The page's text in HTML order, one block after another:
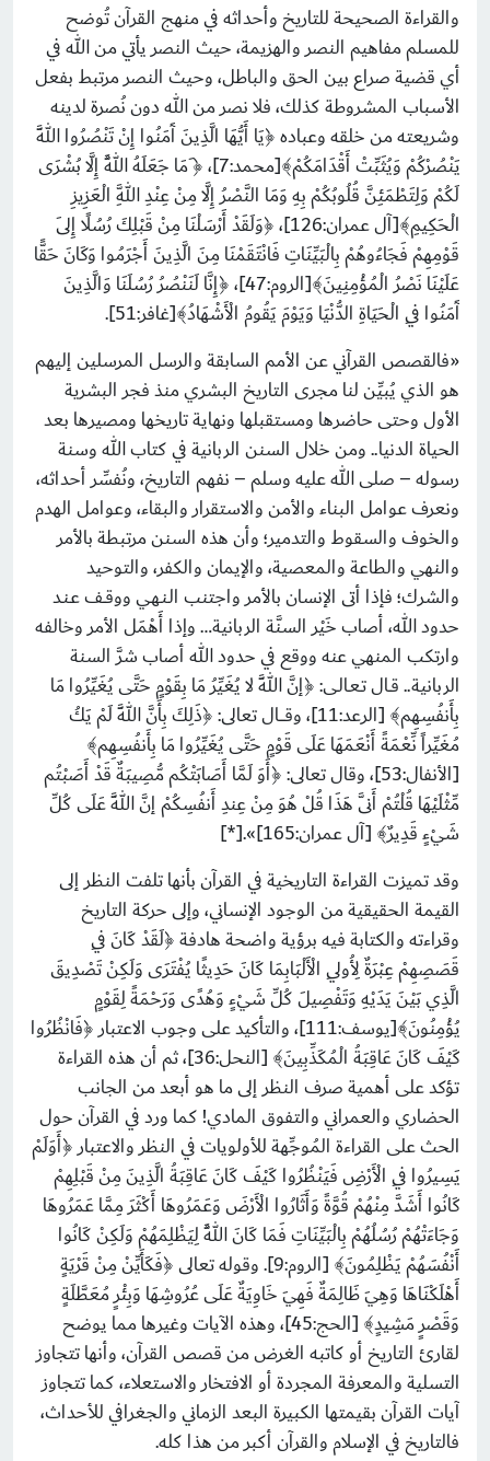
والقراءة الصحيحة للتاريخ وأحداثه في منهج القرآن تُوضح
للمسلم مفاهيم النصر والهزيمة، حيث النصر يأتي من الله في
أي قضية صراع بين الحق والباطل، وحيث النصر مرتبط بفعل
الأسباب المشروطة كذلك، فلا نصر من الله دون نُصرة لدينه
وشريعته من خلقه وعباده ﴿يَا أَيُّهَا الَّذِينَ آَمَنُوا إِنْ تَنْصُرُوا اللَّهَ
يَنْصُرْكُمْ وَيُثَبِّتْ أَقْدَامَكُمْ﴾[محمد:7]، ﴿ َمَا جَعَلَهُ اللَّهُ إِلَّا بُشْرَى
لَكُمْ وَلِتَطْمَئِنَّ قُلُوبُكُمْ بِهِ وَمَا النَّصْرُ إِلَّا مِنْ عِنْدِ اللَّهِ الْعَزِيزِ
الْحَكِيمِ﴾[آل عمران:126]، ﴿وَلَقَدْ أَرْسَلْنَا مِنْ قَبْلِكَ رُسُلًا إِلَى
قَوْمِهِمْ فَجَاءُوهُمْ بِالْبَيِّنَاتِ فَانْتَقَمْنَا مِنَ الَّذِينَ أَجْرَمُوا وَكَانَ حَقًّا
عَلَيْنَا نَصْرُ الْمُؤْمِنِينَ﴾[الروم:47]، ﴿إِنَّا لَنَنْصُرُ رُسُلَنَا وَالَّذِينَ
آَمَنُوا فِي الْحَيَاةِ الدُّنْيَا وَيَوْمَ يَقُومُ الْأَشْهَادُ﴾[غافر:51].
«فالقصص القرآني عن الأمم السابقة والرسل المرسلين إليهم
هو الذي يُبيِّن لنا مجرى التاريخ البشري منذ فجر البشرية
الأول وحتى حاضرها ومستقبلها ونهاية تاريخها ومصيرها بعد
الحياة الدنيا.. ومن خلال السنن الربانية في كتاب الله وسنة
رسوله – صلى الله عليه وسلم – نفهم التاريخ، ونُفسِّر أحداثه،
ونعرف عوامل البناء والأمن والاستقرار والبقاء، وعوامل الهدم
والخوف والسقوط والتدمير؛ وأن هذه السنن مرتبطة بالأمر
والنهي والطاعة والمعصية، والإيمان والكفر، والتوحيد
والشرك؛ فإذا أتى الإنسان بالأمر واجتنب الـنـهـي ووقــف عـنـد
حدود الله، أصاب خَيْر السنَّة الربانية… وإذا أَهْمَل الأمر وخالفه
وارتكب المنهي عنه ووقع في حدود الله أصاب شرَّ السنة
الربانية.. قــال تـعـالـى: ﴿إنَّ اللَّهَ لا يُغَيِّرُ مَا بِقَوْمٍ حَتَّى يُغَيِّرُوا مَا
بِأَنفُسِهِم﴾ [الرعد:11]، وقـــــال تعالى: ﴿ذَلِكَ بِأَنَّ اللَّهَ لَمْ يَكُ
مُغَيِّراً نِّعْمَةً أَنْعَمَهَا عَلَى قَوْمٍ حَتَّى يُغَيِّرُوا مَا بِأَنفُسِهِم﴾
[الأنفال:53]، وقال تعالى: ﴿أَوَ لَمَّا أَصَابَتْكُم مُّصِيبَةٌ قَدْ أَصَبْتُم
مِّثْلَيْهَا قُلْتُمْ أَنَّى هَذَا قُلْ هُوَ مِنْ عِندِ أَنفُسِكُمْ إنَّ اللَّهَ عَلَى كُلِّ
شَيْءٍ قَدِيرٌ﴾ [آل عمران:165]».[*]
وقد تميزت القراءة التاريخية في القرآن بأنها تلفت النظر إلى
القيمة الحقيقية من الوجود الإنساني، وإلى حركة التاريخ
وقراءته والكتابة فيه برؤية واضحة هادفة ﴿لَقَدْ كَانَ فِي
قَصَصِهِمْ عِبْرَةٌ لِأُولِي الْأَلْبَابِمَا كَانَ حَدِيثًا يُفْتَرَى وَلَكِنْ تَصْدِيقَ
الَّذِي بَيْنَ يَدَيْهِ وَتَفْصِيلَ كُلِّ شَيْءٍ وَهُدًى وَرَحْمَةً لِقَوْمٍ
يُؤْمِنُونَ﴾[يوسف:111]، والتأكيد على وجوب الاعتبار ﴿فَانْظُرُوا
كَيْفَ كَانَ عَاقِبَةُ الْمُكَذِّبِينَ﴾ [النحل:36]، ثم أن هذه القراءة
تؤكد على أهمية صرف النظر إلى ما هو أبعد من الجانب
الحضاري والعمراني والتفوق المادي! كما ورد في القرآن حول
الحث على القراءة المُوجِّهة للأولويات في النظر والاعتبار ﴿أَوَلَمْ
يَسِيرُوا فِي الْأَرْضِ فَيَنْظُرُوا كَيْفَ كَانَ عَاقِبَةُ الَّذِينَ مِنْ قَبْلِهِمْ
كَانُوا أَشَدَّ مِنْهُمْ قُوَّةً وَأَثَارُوا الْأَرْضَ وَعَمَرُوهَا أَكْثَرَ مِمَّا عَمَرُوهَا
وَجَاءَتْهُمْ رُسُلُهُمْ بِالْبَيِّنَاتِ فَمَا كَانَ اللَّهُ لِيَظْلِمَهُمْ وَلَكِنْ كَانُوا
أَنْفُسَهُمْ يَظْلِمُونَ﴾ [الروم:9]. وقوله تعالى ﴿فَكَأَيِّنْ مِنْ قَرْيَةٍ
أَهْلَكْنَاهَا وَهِيَ ظَالِمَةٌ فَهِيَ خَاوِيَةٌ عَلَى عُرُوشِهَا وَبِئْرٍ مُعَطَّلَةٍ
وَقَصْرٍ مَشِيدٍ﴾ [الحج:45]، وهذه الآيات وغيرها مما يوضح
لقارئ التاريخ أو كاتبه الغرض من قصص القرآن، وأنها تتجاوز
التسلية والمعرفة المجردة أو الافتخار والاستعلاء، كما تتجاوز
آيات القرآن بقيمتها الكبيرة البعد الزماني والجغرافي للأحداث،
فالتاريخ في الإسلام والقرآن أكبر من هذا كله.